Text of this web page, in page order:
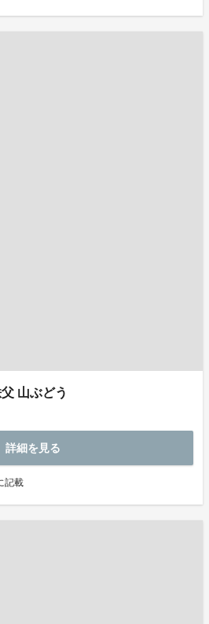
山ぶどう
詳細を見る
記載